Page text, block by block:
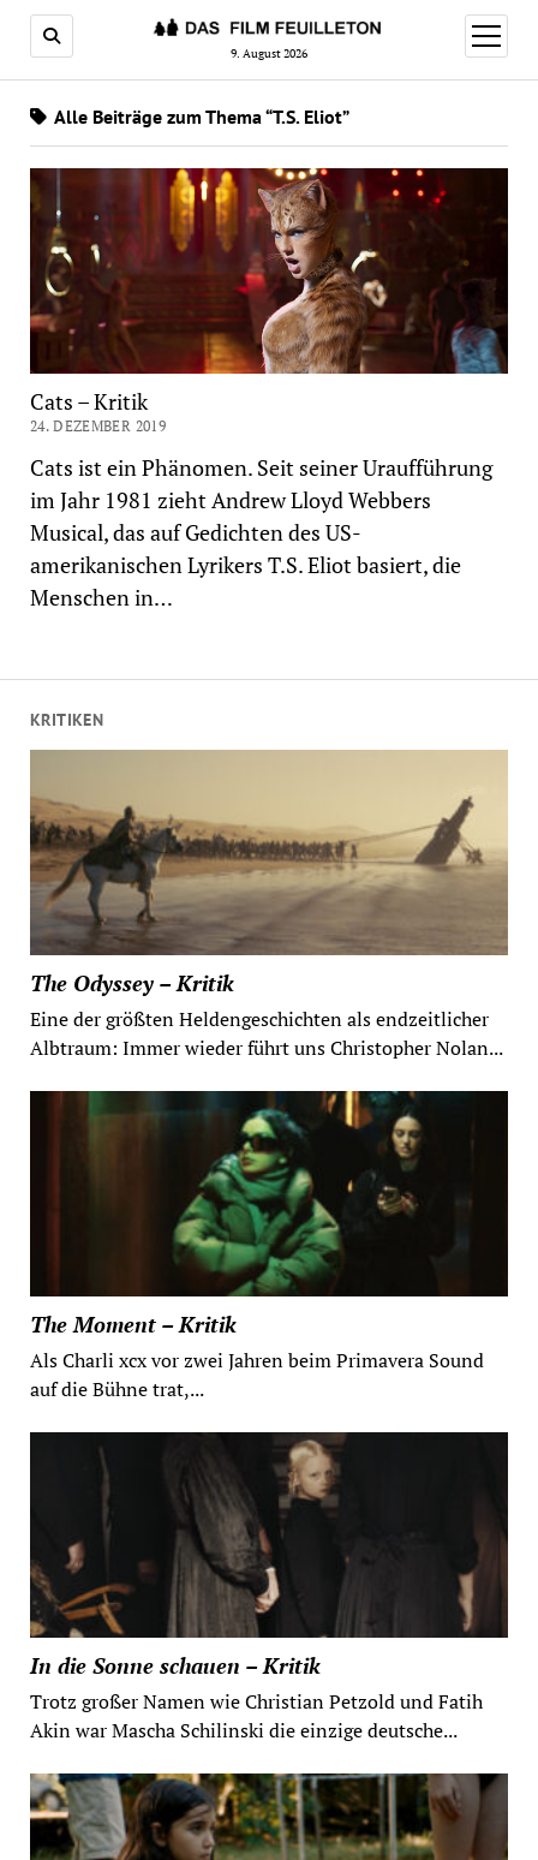
9. August 2026
Menü
öffnen
KRITIKEN
The Odyssey – Kritik
Eine der größten Heldengeschichten als endzeitlicher
Albtraum: Immer wieder führt uns Christopher Nolan...
The Moment – Kritik
Als Charli xcx vor zwei Jahren beim Primavera Sound
auf die Bühne trat,...
In die Sonne schauen – Kritik
Trotz großer Namen wie Christian Petzold und Fatih
Akin war Mascha Schilinski die einzige deutsche...
Alle Beiträge zum Thema “T.S. Eliot”
Cats – Kritik
24. DEZEMBER 2019
Cats ist ein Phänomen. Seit seiner Uraufführung
im Jahr 1981 zieht Andrew Lloyd Webbers
Musical, das auf Gedichten des US-
amerikanischen Lyrikers T.S. Eliot basiert, die
Menschen in…